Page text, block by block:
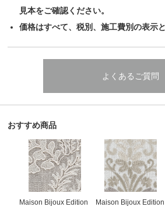
見本をご確認ください。
価格はすべて、税別、施工費別の表示
よくあるご質問
おすすめ商品
Maison Bijoux Edition
Maison Bijoux Edition